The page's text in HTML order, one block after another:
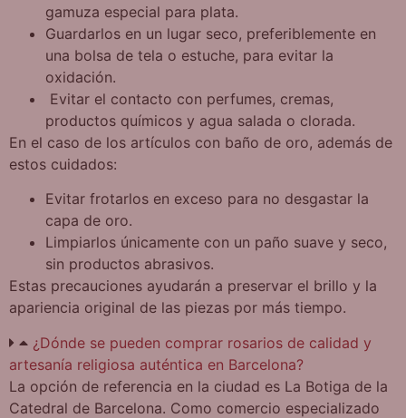
gamuza especial para plata.
⁠Guardarlos en un lugar seco, preferiblemente en
una bolsa de tela o estuche, para evitar la
oxidación.
⁠ ⁠Evitar el contacto con perfumes, cremas,
productos químicos y agua salada o clorada.
En el caso de los artículos con baño de oro, además de
estos cuidados:
⁠Evitar frotarlos en exceso para no desgastar la
capa de oro.
⁠Limpiarlos únicamente con un paño suave y seco,
sin productos abrasivos.
Estas precauciones ayudarán a preservar el brillo y la
apariencia original de las piezas por más tiempo.
¿Dónde se pueden comprar rosarios de calidad y
artesanía religiosa auténtica en Barcelona?
La opción de referencia en la ciudad es La Botiga de la
Catedral de Barcelona. Como comercio especializado